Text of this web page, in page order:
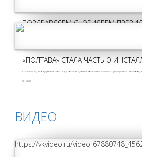
ПОЗДРАВЛЯЕМ С ЮБИЛЕЕМ
«ПОЛТАВА» СТАЛА ЧАСТЬЮ
В минувший вторник в атриуме МФК «Лахта Центр» состоялось торжественное открытие инсталляции «Путь шедевра» — ключевого
08.10.2025
ВИДЕО
https://vkvideo.ru/video-